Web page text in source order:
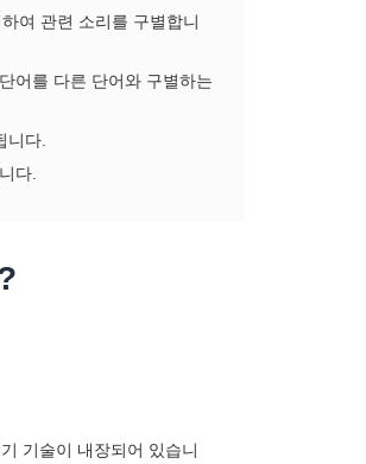
여 관련 소리를 구별합니
어를 다른 단어와 구별하는
니다.
다.
기술이 내장되어 있습니